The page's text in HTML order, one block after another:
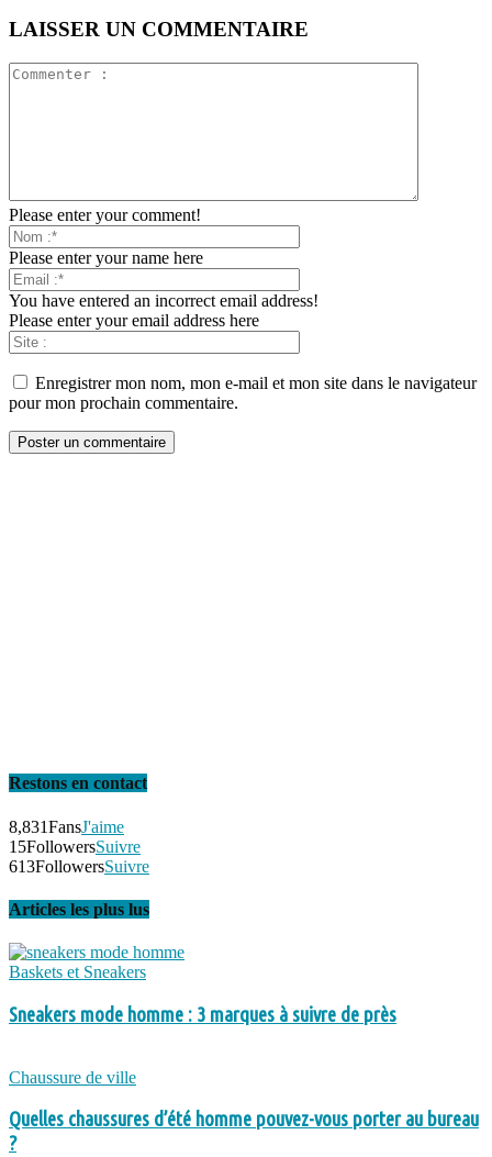
LAISSER UN COMMENTAIRE
Please enter your comment!
Please enter your name here
You have entered an incorrect email address!
Please enter your email address here
Enregistrer mon nom, mon e-mail et mon site dans le navigateur
pour mon prochain commentaire.
Restons en contact
8,831FansJ'aime
15FollowersSuivre
613FollowersSuivre
Articles les plus lus
Baskets et Sneakers
Sneakers mode homme : 3 marques à suivre de près
Chaussure de ville
Quelles chaussures d’été homme pouvez-vous porter au bureau
?